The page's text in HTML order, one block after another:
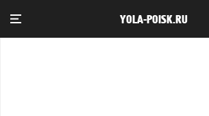
YOLA-POISK.RU